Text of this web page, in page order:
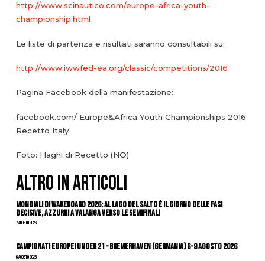
http://www.scinautico.com/europe-africa-youth-
championship.html
Le liste di partenza e risultati saranno consultabili su:
http://www.iwwfed-ea.org/classic/competitions/2016
Pagina Facebook della manifestazione:
facebook.com/ Europe&Africa Youth Championships 2016
Recetto Italy
Foto: I laghi di Recetto (NO)
ALTRO IN ARTICOLI
Mondiali di Wakeboard 2026: al Lago del Salto è il giorno delle fasi
decisive, azzurri a valanga verso le semifinali
7 Agosto 2026
Campionati Europei Under 21 – Bremerhaven (Germania) 6-9 agosto 2026
6 Agosto 2026